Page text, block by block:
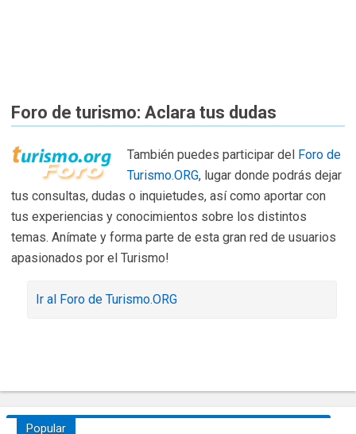
Foro de turismo: Aclara tus dudas
También puedes participar del Foro de
Turismo.ORG, lugar donde podrás dejar
tus consultas, dudas o inquietudes, así como aportar con
tus experiencias y conocimientos sobre los distintos
temas. Anímate y forma parte de esta gran red de usuarios
apasionados por el Turismo!
Ir al Foro de Turismo.ORG
Popular